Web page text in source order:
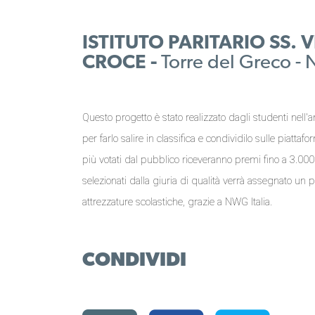
ISTITUTO PARITARIO SS.
CROCE - Torre del Greco -
Questo progetto è stato realizzato dagli studenti
per farlo salire in classifica e condividilo sulle
più votati dal pubblico riceveranno premi fino a
selezionati dalla giuria di qualità verrà assegnato
attrezzature scolastiche, grazie a NWG Italia.
CONDIVIDI